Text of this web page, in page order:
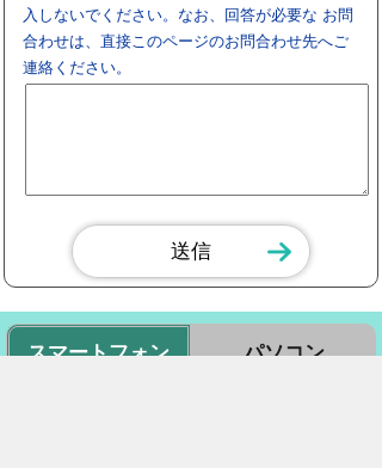
入しないでください。なお、回答が必要な お問
合わせは、直接このページのお問合わせ先へご
連絡ください。
スマートフォン パソコン